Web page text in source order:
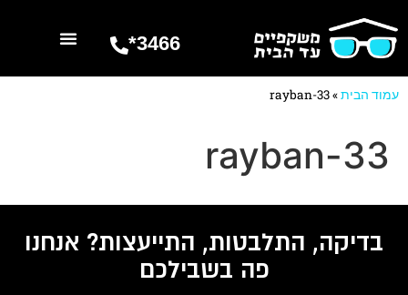
3466*
עמוד הבית»
rayban-33
rayban-33
בדיקה, התלבטות, התייעצות? אנחנו
פה בשבילכם